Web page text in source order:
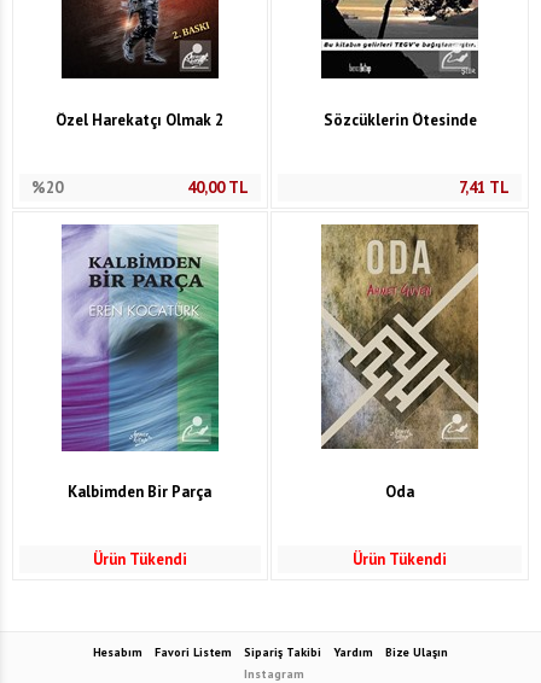
Özel Harekatçı Olmak 2
%20 40,00TL
Sözcüklerin Ötesinde
7,41 TL
Kalbimden Bir Parça
Ürün Tükendi
Oda
Ürün Tükendi
Hesabım Favori Listem Sipariş Takibi Yardım
Bize Ulaşın
Instagram